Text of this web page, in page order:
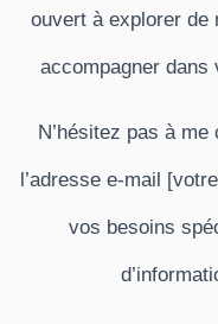
ouvert à explorer de
accompagner dans
N’hésitez pas à
l’adresse e-mail
vos besoins